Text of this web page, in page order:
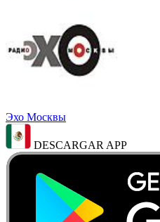
Эхо Москвы
DESCARGAR APP